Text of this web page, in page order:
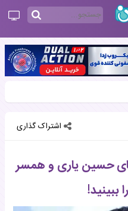
اشتراک گذاری
حسین یاری و همسر